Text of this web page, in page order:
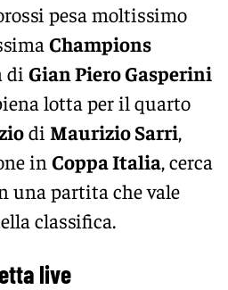
pesa moltissimo
Champions
di Gian Piero Gasperini
lotta per il quarto
di Maurizio Sarri,
in Coppa Italia, cerca
una partita che vale
classifica.
live